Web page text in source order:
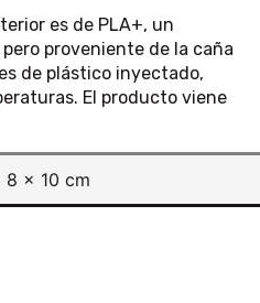
es de PLA+, un
proveniente de la caña
de plástico inyectado,
El producto viene
8 × 10 cm